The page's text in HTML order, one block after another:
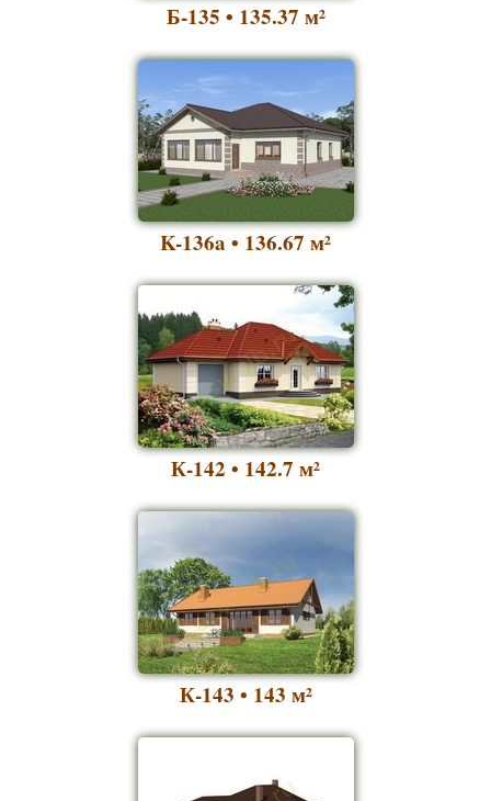
Б-135 • 135.37 м²
K-136a • 136.67 м²
К-142 • 142.7 м²
К-143 • 143 м²